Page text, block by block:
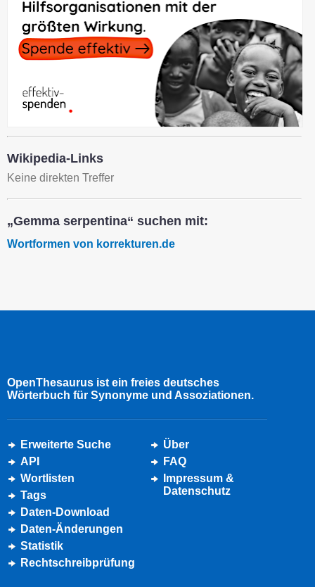
Wikipedia-Links
Keine direkten Treffer
„Gemma serpentina“ suchen mit:
Wortformen von korrekturen.de
OpenThesaurus ist ein freies deutsches
Wörterbuch für Synonyme und Assoziationen.
Erweiterte Suche
API
Wortlisten
Tags
Daten-Download
Daten-Änderungen
Statistik
Rechtschreibprüfung
Über
FAQ
Impressum &
Datenschutz